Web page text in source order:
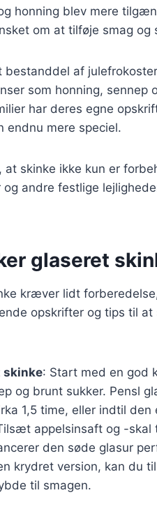
honning blev mere
om at tilføje smag og
bestanddel af
som honning, sennep
har deres egne
endnu mere speciel.
skinke ikke kun er
andre festlige
glaseret
kræver lidt
opskrifter og tips til
skinke: Start med en god
og brunt sukker. Pensl
1,5 time, eller indtil den
appelsinsaft og -skal
den søde glasur
krydret version, kan du
til smagen.